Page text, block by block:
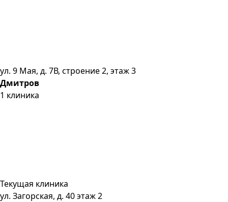
ул. 9 Мая, д. 7В, строение 2, этаж 3
Дмитров
1 клиника
Текущая клиника
ул. Загорская, д. 40 этаж 2